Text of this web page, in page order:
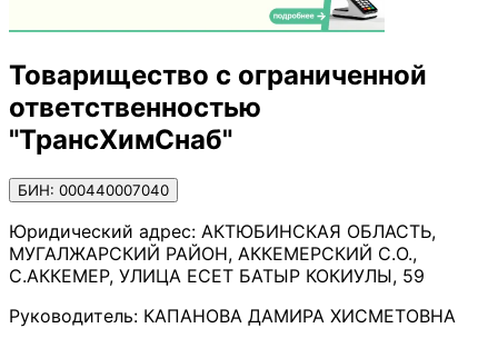
Товарищество с ограниченной
ответственностью
"ТрансХимСнаб"
БИН: 000440007040
Юридический адрес: АКТЮБИНСКАЯ ОБЛАСТЬ,
МУГАЛЖАРСКИЙ РАЙОН, АККЕМЕРСКИЙ С.О.,
С.АККЕМЕР, УЛИЦА ЕСЕТ БАТЫР КОКИУЛЫ, 59
Руководитель: КАПАНОВА ДАМИРА ХИСМЕТОВНА